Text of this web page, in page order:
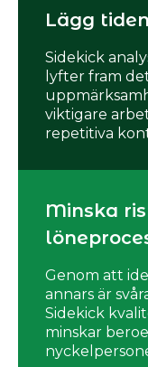
Lägg
Sidekick
lyfter fram
viktigare
repetitiva
Minska
Genom att
annars är
Sidekick
minskar